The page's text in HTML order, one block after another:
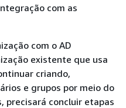
com as
com o AD
existente que usa
criando,
e grupos por meio do
precisará concluir etapas